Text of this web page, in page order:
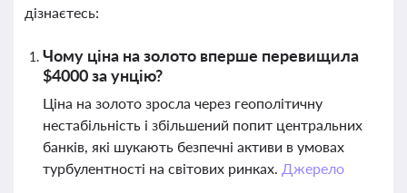
дізнаєтесь:
Чому ціна на золото вперше перевищила
$4000 за унцію?
Ціна на золото зросла через геополітичну
нестабільність і збільшений попит центральних
банків, які шукають безпечні активи в умовах
турбулентності на світових ринках. Джерело